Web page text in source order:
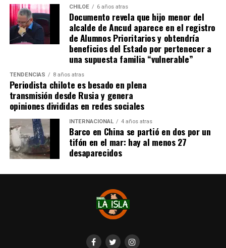
Tras el tanto del delantero ‘cafetalero’, los jugadores
visitantes arremetieron contra sus rivales
argumentando que un jugador de River(Agustín
les gritó el festejo en la cara.
Tras los incidentes,Palavecino fue expulsado en
River. En Boca, en tanto, vieron la roja
Merentiel, Ezequiel Fernández y Nicolás Valentini
Fuente:Bio Bio
CHILOE 6 años atras
Documento revela que hijo menor del
alcalde de Ancud aparece en el registro
de Alumnos Prioritarios y obtendría
beneficios del Estado por pertenecer a
una supuesta familia “vulnerable”
TENDENCIAS 8 años atras
Periodista chilote es besado en plena
transmisión desde Rusia y genera
opiniones divididas en redes sociales
INTERNACIONAL 4 años atras
Barco en China se partió en dos por un
tifón en el mar: hay al menos 27
desaparecidos